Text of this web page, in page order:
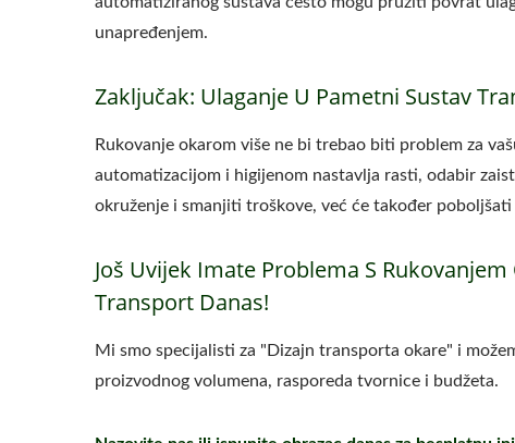
unapređenjem.
Zaključak: Ulaganje U Pametni Sustav
Rukovanje okarom više ne bi trebao biti problem za
automatizacijom i higijenom nastavlja rasti, odabir
okruženje i smanjiti troškove, već će također
Još Uvijek Imate Problema S
Transport Danas!
Mi smo specijalisti za "Dizajn transporta okare" i
proizvodnog volumena, rasporeda tvornice i budžeta.